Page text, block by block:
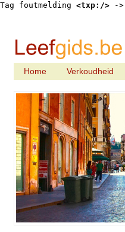
Tag foutmelding <txp:/> ->
Home Verkoudheid